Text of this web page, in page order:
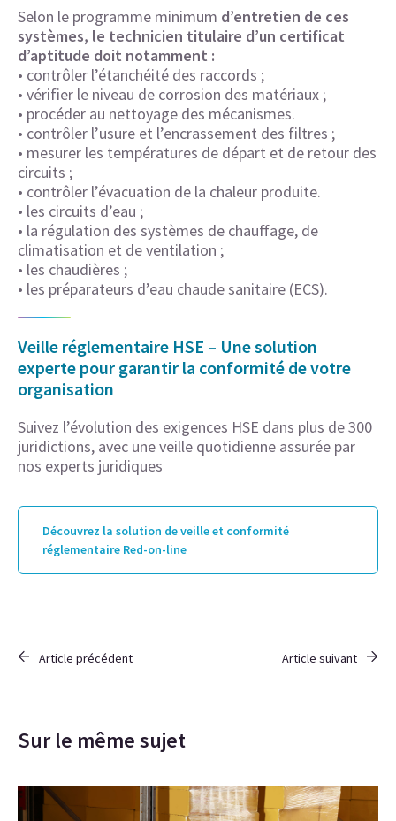
Selon le programme minimum d’entretien de ces
systèmes, le technicien titulaire d’un certificat
d’aptitude doit notamment :
• contrôler l’étanchéité des raccords ;
• vérifier le niveau de corrosion des matériaux ;
• procéder au nettoyage des mécanismes.
• contrôler l’usure et l’encrassement des filtres ;
• mesurer les températures de départ et de retour des
circuits ;
• contrôler l’évacuation de la chaleur produite.
• les circuits d’eau ;
• la régulation des systèmes de chauffage, de
climatisation et de ventilation ;
• les chaudières ;
• les préparateurs d’eau chaude sanitaire (ECS).
Veille réglementaire HSE – Une solution
experte pour garantir la conformité de votre
organisation
Suivez l’évolution des exigences HSE dans plus de 300
juridictions, avec une veille quotidienne assurée par
nos experts juridiques
Découvrez la solution de veille et conformité
réglementaire Red-on-line
Article précédent Article suivant
Sur le même sujet